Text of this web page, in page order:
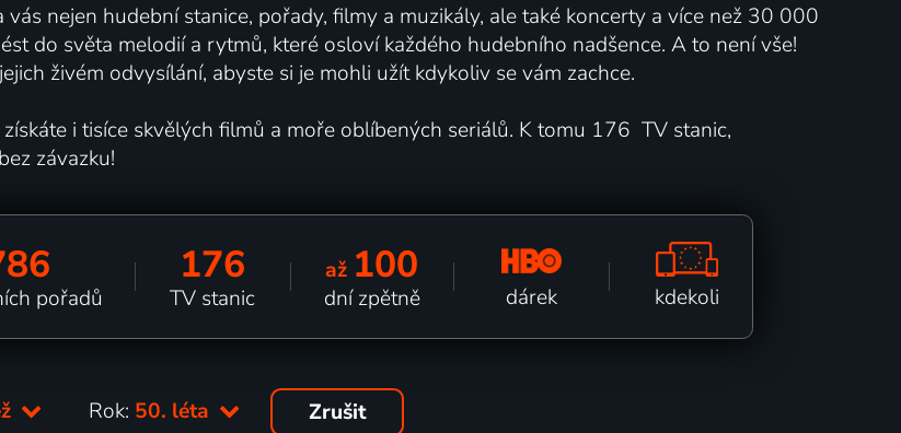
vás nejen hudební stanice, pořady, filmy a muzikály, ale také koncerty a více než 30 000
do světa melodií a rytmů, které osloví každého hudebního nadšence. A to není vše!
živém odvysílání, abyste si je mohli užít kdykoliv se vám zachce.
i tisíce skvělých filmů a moře oblíbených seriálů. K tomu 176 TV stanic,
závazku!
pořadů
176
TV stanic
až 100
dní zpětně dárek kdekoli
Rok: 50. léta Zrušit